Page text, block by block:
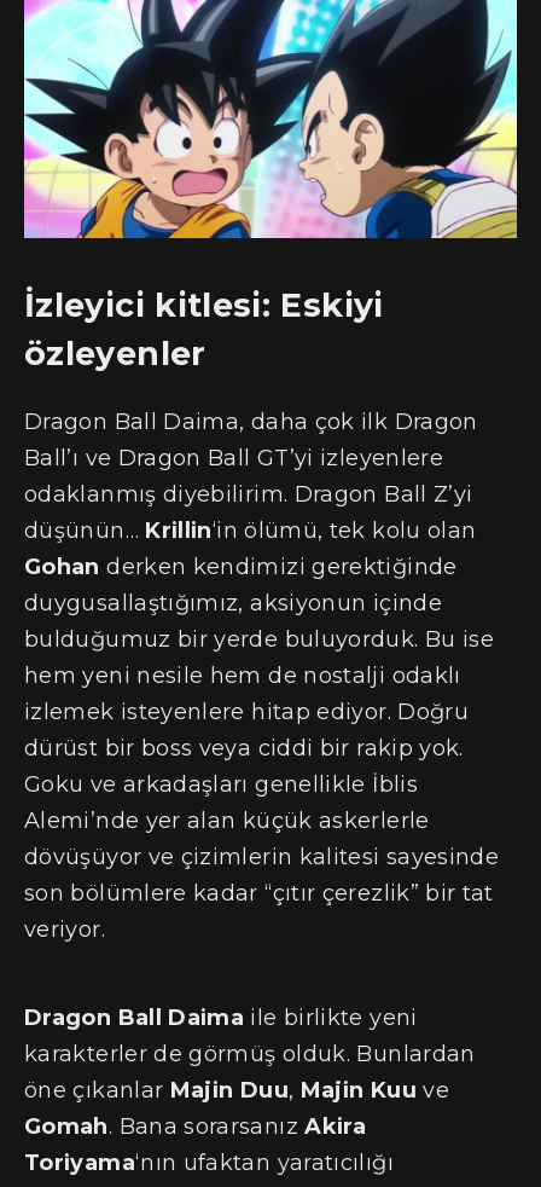
İzleyici kitlesi: Eskiyi
özleyenler
Dragon Ball Daima, daha çok ilk Dragon
Ball’ı ve Dragon Ball GT’yi izleyenlere
odaklanmış diyebilirim. Dragon Ball Z’yi
düşünün… Krillin‘in ölümü, tek kolu olan
Gohan derken kendimizi gerektiğinde
duygusallaştığımız, aksiyonun içinde
bulduğumuz bir yerde buluyorduk. Bu ise
hem yeni nesile hem de nostalji odaklı
izlemek isteyenlere hitap ediyor. Doğru
dürüst bir boss veya ciddi bir rakip yok.
Goku ve arkadaşları genellikle İblis
Alemi’nde yer alan küçük askerlerle
dövüşüyor ve çizimlerin kalitesi sayesinde
son bölümlere kadar “çıtır çerezlik” bir tat
veriyor.
Dragon Ball Daima ile birlikte yeni
karakterler de görmüş olduk. Bunlardan
öne çıkanlar Majin Duu, Majin Kuu ve
Gomah. Bana sorarsanızAkira
Toriyama‘nın ufaktan yaratıcılığı